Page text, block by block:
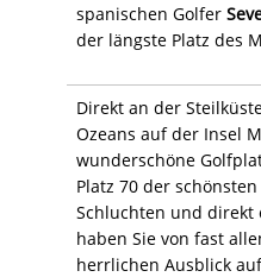
spanischen Golfer
der längste Platz des
Direkt an der
Ozeans auf der Insel
wunderschöne
Platz 70 der
Schluchten und direkt
haben Sie von fast
herrlichen Ausblick